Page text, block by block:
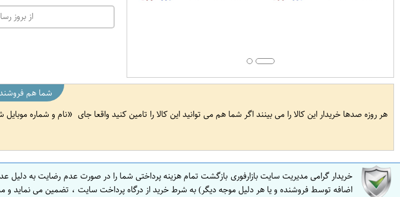
از بروز
شما هم
هر روزه صدها خریدار این کالا را می بینند اگر شما هم می توانید این کالا را تامین کنید واقعا جای
نام و شماره موبایل
خریدار گرامی مدیریت سایت بازارفوری بازگشت تمام هزینه پرداختی شما را در صورت عدم رضایت به
اضافه توسط فروشنده و یا هر دلیل موجه دیگر) به شرط خرید از درگاه پرداخت سایت ، تضمین می نماید و